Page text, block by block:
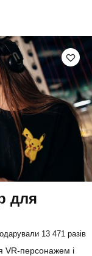
для
13 471 разів
VR-персонажем і